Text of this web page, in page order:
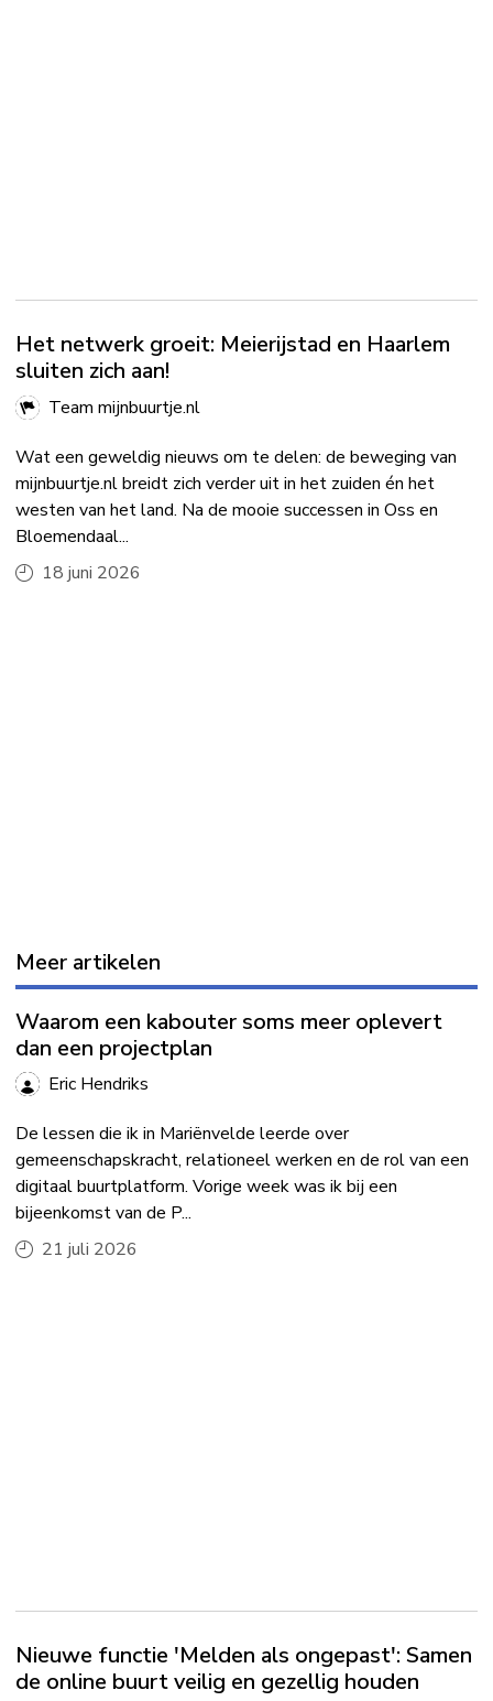
Het netwerk groeit: Meierijstad en Haarlem
sluiten zich aan!
Team mijnbuurtje.nl
Wat een geweldig nieuws om te delen: de beweging van
mijnbuurtje.nl breidt zich verder uit in het zuiden én het
westen van het land. Na de mooie successen in Oss en
Bloemendaal...
18 juni 2026
Meer artikelen
Waarom een kabouter soms meer oplevert
dan een projectplan
Eric Hendriks
De lessen die ik in Mariënvelde leerde over
gemeenschapskracht, relationeel werken en de rol van een
digitaal buurtplatform. Vorige week was ik bij een
bijeenkomst van de P...
21 juli 2026
Nieuwe functie 'Melden als ongepast': Samen
de online buurt veilig en gezellig houden